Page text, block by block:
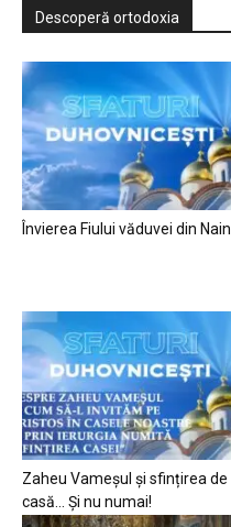
Descoperă ortodoxia
Învierea Fiului văduvei din Nain
Zaheu Vameșul și sfințirea de
casă… Și nu numai!